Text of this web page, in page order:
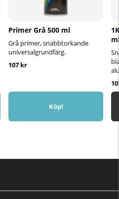
Primer Grå 500 ml
Grå primer, snabbtorkande
universalgrundfärg.
107 kr
Köp!